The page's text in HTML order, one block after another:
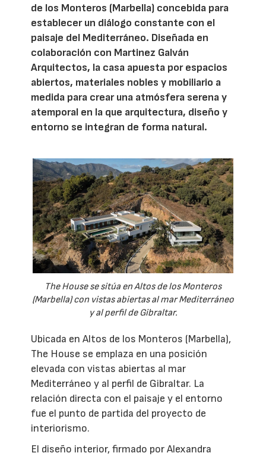
de los Monteros (Marbella) concebida para
establecer un diálogo constante con el
paisaje del Mediterráneo. Diseñada en
colaboración con Martinez Galván
Arquitectos, la casa apuesta por espacios
abiertos, materiales nobles y mobiliario a
medida para crear una atmósfera serena y
atemporal en la que arquitectura, diseño y
entorno se integran de forma natural.
The House se sitúa en Altos de los Monteros
(Marbella) con vistas abiertas al mar Mediterráneo
y al perfil de Gibraltar.
Ubicada en Altos de los Monteros (Marbella),
The House se emplaza en una posición
elevada con vistas abiertas al mar
Mediterráneo y al perfil de Gibraltar. La
relación directa con el paisaje y el entorno
fue el punto de partida del proyecto de
interiorismo.
El diseño interior, firmado por Alexandra